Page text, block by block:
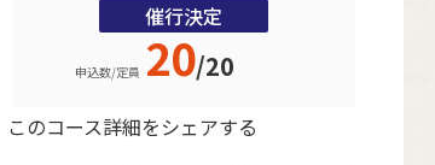
催行決定
申込数/定員 20/20
このコース詳細をシェアする